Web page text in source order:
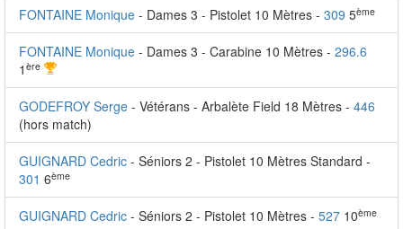
FONTAINE Monique - Dames 3 - Pistolet 10 Mètres - 309 5ème
FONTAINE Monique - Dames 3 - Carabine 10 Mètres - 296.6
1 ère
GODEFROY Serge - Vétérans - Arbalète Field 18 Mètres - 446
(hors match)
GUIGNARD Cedric - Séniors 2 - Pistolet 10 Mètres Standard -
301 6ème
GUIGNARD Cedric - Séniors 2 - Pistolet 10 Mètres - 527 10ème